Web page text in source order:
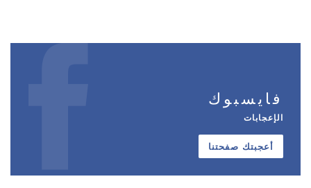
فايسبوك
الإعجابات
أعجبتك صفحتنا